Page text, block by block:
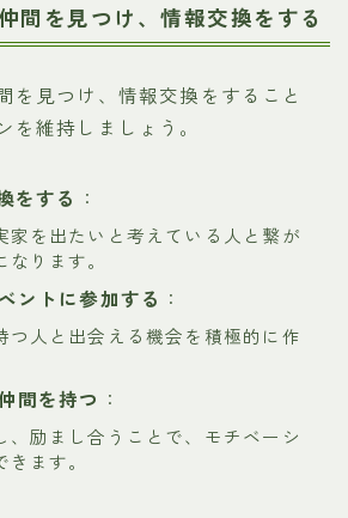
間を見つけ、情報交換をする
を見つけ、情報交換をすること
を維持しましょう。
をする ：
家を出たいと考えている人と繋が
ります。
ントに参加する ：
つ人と出会える機会を積極的に作
間を持つ ：
、励まし合うことで、モチベーシ
ます。